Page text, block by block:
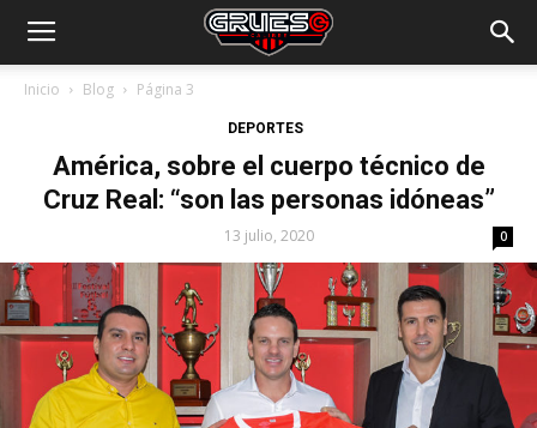
Inicio Blog Página 3
DEPORTES
América, sobre el cuerpo técnico de
Cruz Real: “son las personas idóneas”
13 julio, 2020 0